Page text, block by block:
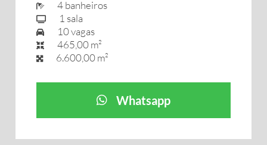
4 banheiros
1 sala
10 vagas
465,00 m²
6.600,00 m²
Whatsapp